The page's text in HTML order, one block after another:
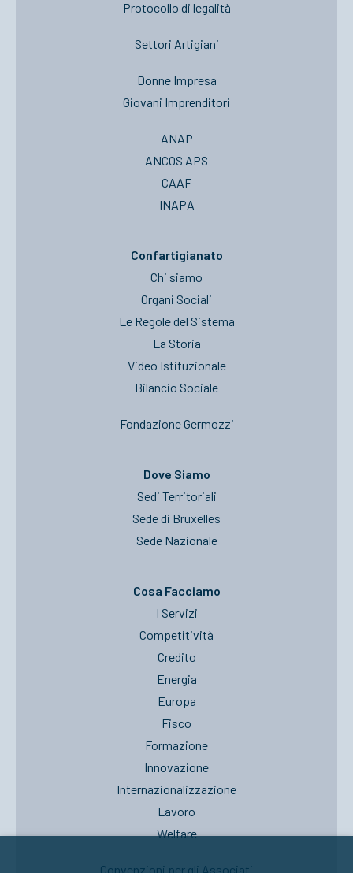
Protocollo di legalità
Settori Artigiani
Donne Impresa
Giovani Imprenditori
ANAP
ANCOS APS
CAAF
INAPA
Confartigianato
Chi siamo
Organi Sociali
Le Regole del Sistema
La Storia
Video Istituzionale
Bilancio Sociale
Fondazione Germozzi
Dove Siamo
Sedi Territoriali
Sede di Bruxelles
Sede Nazionale
Cosa Facciamo
I Servizi
Competitività
Credito
Energia
Europa
Fisco
Formazione
Innovazione
Internazionalizzazione
Lavoro
Welfare
Convenzioni per gli Associati